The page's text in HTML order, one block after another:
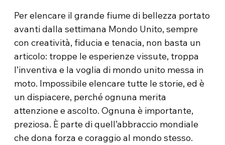
Per elencare il grande fiume di bellezza portato
avanti dalla settimana Mondo Unito, sempre
con creatività, fiducia e tenacia, non basta un
articolo: troppe le esperienze vissute, troppa
l’inventiva e la voglia di mondo unito messa in
moto. Impossibile elencare tutte le storie, ed è
un dispiacere, perché ognuna merita
attenzione e ascolto. Ognuna è importante,
preziosa. È parte di quell’abbraccio mondiale
che dona forza e coraggio al mondo stesso.